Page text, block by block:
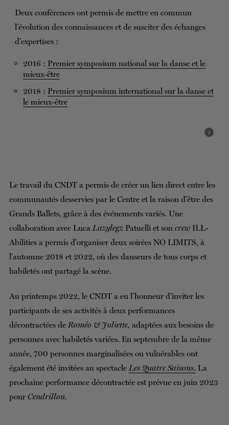
Deux conférences ont permis de mettre en commun
l’évolution des connaissances et de susciter des échanges
d’expertises :
2016 : Premier symposium national sur la danse et le
mieux-être
2018 : Premier symposium international sur la danse et
le mieux-être
i
Le travail du CNDT a permis de créer un lien direct entre les
communautés desservies par le Centre et la raison d’être des
Grands Ballets, grâce à des événements variés. Une
collaboration avec LucaLazylegz Patuelli et son crew ILL-
Abilities a permis d’organiser deux soirées NO LIMITS, à
l’automne 2018 et 2022, où des danseurs de tous corps et
habiletés ont partagé la scène.
Au printemps 2022, le CNDT a eu l’honneur d’inviter les
participants de ses activités à deux performances
décontractées de Roméo & Juliette, adaptées aux besoins de
personnes avec habiletés variées. En septembre de la même
année, 700 personnes marginalisées ou vulnérables ont
également été invitées au spectacleLes Quatre Saisons. La
prochaine performance décontractée est prévue en juin 2023
pour Cendrillon.